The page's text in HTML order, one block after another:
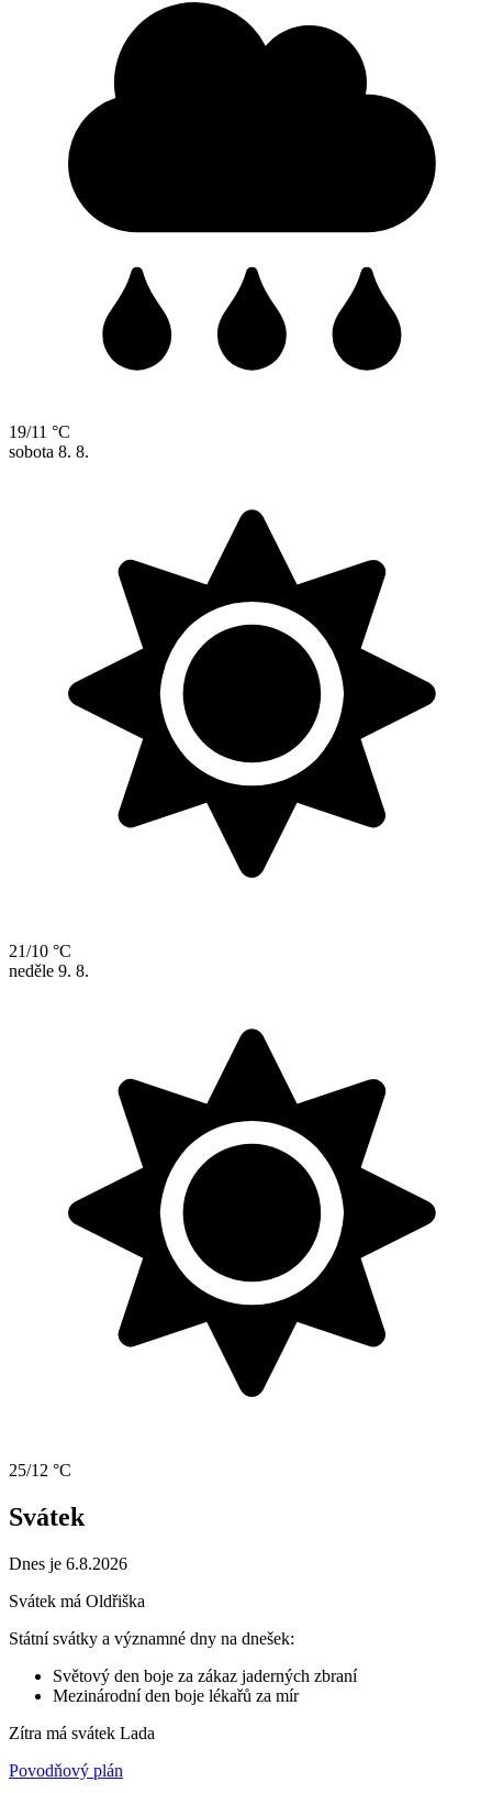
19/11 °C
sobota 8. 8.
21/10 °C
neděle 9. 8.
25/12 °C
Svátek
Dnes je 6.8.2026
Svátek má Oldřiška
Státní svátky a významné dny na dnešek:
Světový den boje za zákaz jaderných zbraní
Mezinárodní den boje lékařů za mír
Zítra má svátek Lada
Povodňový plán